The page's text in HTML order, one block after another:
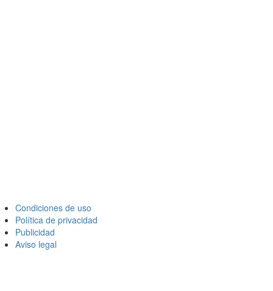
Condiciones de uso
Política de privacidad
Publicidad
Aviso legal